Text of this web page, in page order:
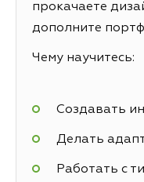
прокачаете
дополните
Чему научитесь:
Создавать
Делать
Работать с